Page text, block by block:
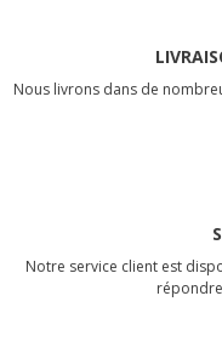
Nous livrons dans de
Notre service client est